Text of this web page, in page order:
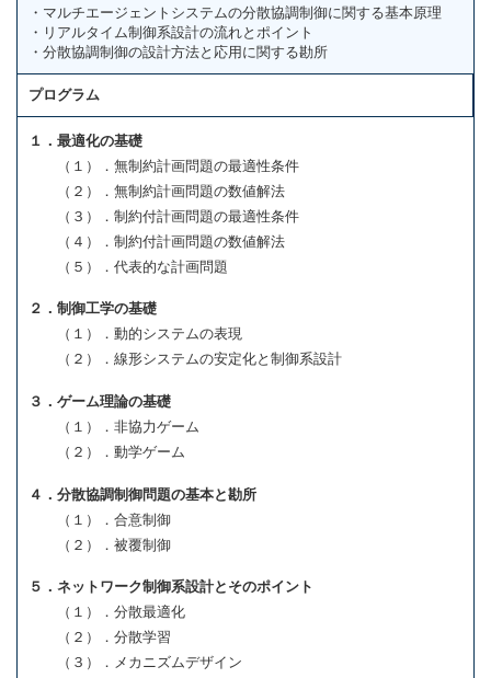
・マルチエージェントシステムの分散協調制御に関する基本原理
・リアルタイム制御系設計の流れとポイント
・分散協調制御の設計方法と応用に関する勘所
プログラム
１．最適化の基礎
（１）．無制約計画問題の最適性条件
（２）．無制約計画問題の数値解法
（３）．制約付計画問題の最適性条件
（４）．制約付計画問題の数値解法
（５）．代表的な計画問題
２．制御工学の基礎
（１）．動的システムの表現
（２）．線形システムの安定化と制御系設計
３．ゲーム理論の基礎
（１）．非協力ゲーム
（２）．動学ゲーム
４．分散協調制御問題の基本と勘所
（１）．合意制御
（２）．被覆制御
５．ネットワーク制御系設計とそのポイント
（１）．分散最適化
（２）．分散学習
（３）．メカニズムデザイン